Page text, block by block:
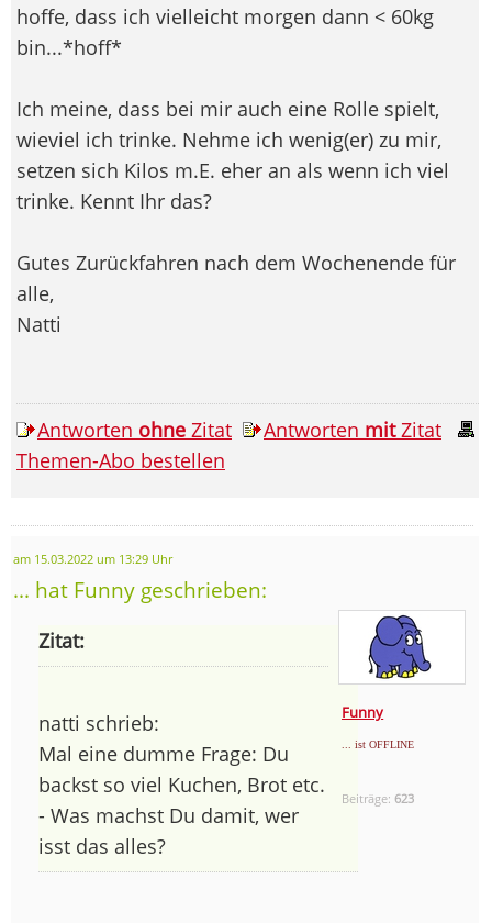
hoffe, dass ich vielleicht morgen dann < 60kg
bin...*hoff*
Ich meine, dass bei mir auch eine Rolle spielt,
wieviel ich trinke. Nehme ich wenig(er) zu mir,
setzen sich Kilos m.E. eher an als wenn ich viel
trinke. Kennt Ihr das?
Gutes Zurückfahren nach dem Wochenende für
alle,
Natti
Antworten ohne Zitat Antworten mitZitat
Themen-Abo bestellen
am 15.03.2022 um 13:29 Uhr
... hat Funny geschrieben:
Funny
... ist OFFLINE
Beiträge:623
Zitat:
natti schrieb:
Mal eine dumme Frage: Du
backst so viel Kuchen, Brot etc.
- Was machst Du damit, wer
isst das alles?